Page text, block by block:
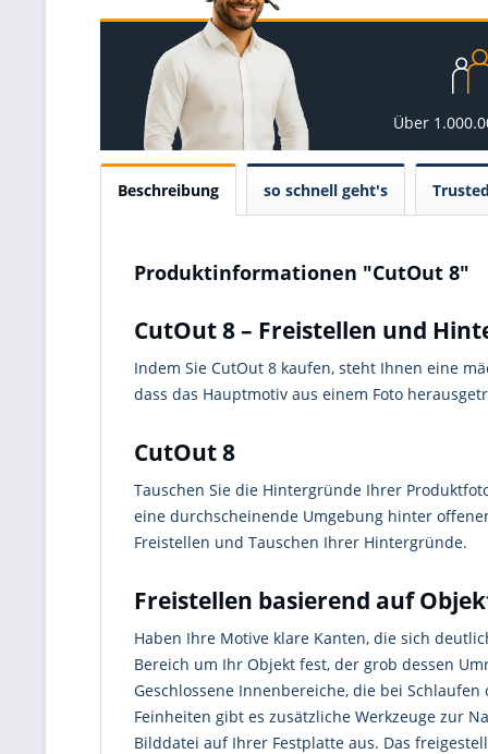
Über
Beschreibung so schnell geht's
Produktinformationen "CutOut 8"
CutOut 8 – Freistellen und
Indem Sie CutOut 8 kaufen, steht Ihnen eine
dass das Hauptmotiv aus einem Foto
CutOut 8
Tauschen Sie die Hintergründe Ihrer
eine durchscheinende Umgebung hinter
Freistellen und Tauschen Ihrer Hintergründe.
Freistellen basierend auf
Haben Ihre Motive klare Kanten, die sich
Bereich um Ihr Objekt fest, der grob dessen
Geschlossene Innenbereiche, die bei
Feinheiten gibt es zusätzliche Werkzeuge zur
Bilddatei auf Ihrer Festplatte aus. Das